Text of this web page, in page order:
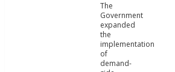
The
Government
expanded
the
implementation
of
demand-